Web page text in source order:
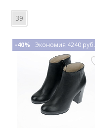
39
-40% Экономия 4240 руб.